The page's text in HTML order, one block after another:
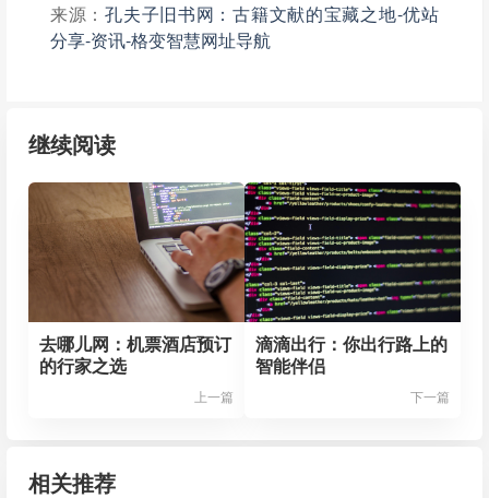
来源：孔夫子旧书网：古籍文献的宝藏之地-优站
分享-资讯-格变智慧网址导航
继续阅读
去哪儿网：机票酒店预订
的行家之选
上一篇
滴滴出行：你出行路上的
智能伴侣
下一篇
相关推荐